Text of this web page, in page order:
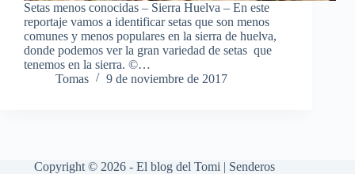
Setas menos conocidas – Sierra Huelva – En este
reportaje vamos a identificar setas que son menos
comunes y menos populares en la sierra de huelva,
donde podemos ver la gran variedad de setas que
tenemos en la sierra. ©…
Tomas
9 de noviembre de 2017
Copyright © 2026 - El blog del Tomi | Senderos